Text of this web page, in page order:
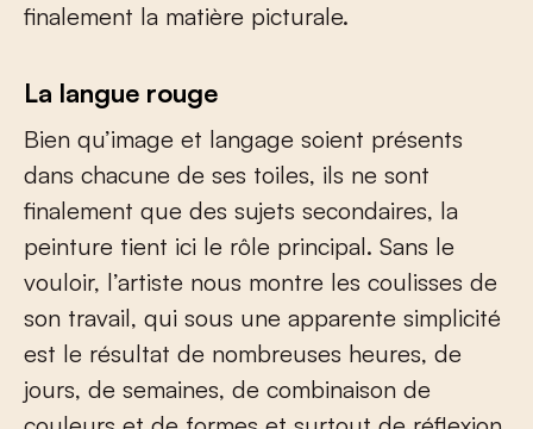
finalement la matière picturale.
La langue rouge
Bien qu’image et langage soient présents
dans chacune de ses toiles, ils ne sont
finalement que des sujets secondaires, la
peinture tient ici le rôle principal. Sans le
vouloir, l’artiste nous montre les coulisses de
son travail, qui sous une apparente simplicité
est le résultat de nombreuses heures, de
jours, de semaines, de combinaison de